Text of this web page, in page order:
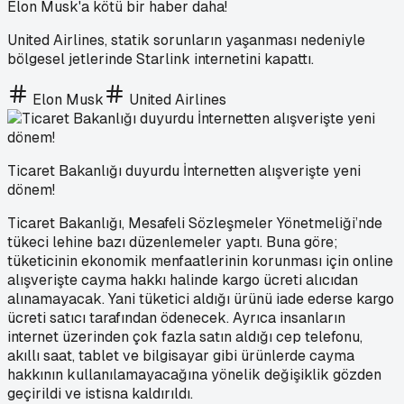
Elon Musk'a kötü bir haber daha!
United Airlines, statik sorunların yaşanması nedeniyle
bölgesel jetlerinde Starlink internetini kapattı.
Elon Musk United Airlines
Ticaret Bakanlığı duyurdu İnternetten alışverişte yeni
dönem!
Ticaret Bakanlığı, Mesafeli Sözleşmeler Yönetmeliği’nde
tükeci lehine bazı düzenlemeler yaptı. Buna göre;
tüketicinin ekonomik menfaatlerinin korunması için online
alışverişte cayma hakkı halinde kargo ücreti alıcıdan
alınamayacak. Yani tüketici aldığı ürünü iade ederse kargo
ücreti satıcı tarafından ödenecek. Ayrıca insanların
internet üzerinden çok fazla satın aldığı cep telefonu,
akıllı saat, tablet ve bilgisayar gibi ürünlerde cayma
hakkının kullanılamayacağına yönelik değişiklik gözden
geçirildi ve istisna kaldırıldı.